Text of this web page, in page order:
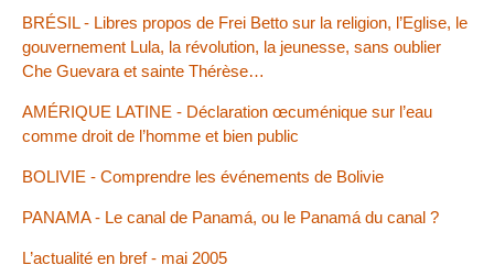
BRÉSIL - Libres propos de Frei Betto sur la religion, l’Eglise, le
gouvernement Lula, la révolution, la jeunesse, sans oublier
Che Guevara et sainte Thérèse…
AMÉRIQUE LATINE - Déclaration œcuménique sur l’eau
comme droit de l’homme et bien public
BOLIVIE - Comprendre les événements de Bolivie
PANAMA - Le canal de Panamá, ou le Panamá du canal ?
L’actualité en bref - mai 2005